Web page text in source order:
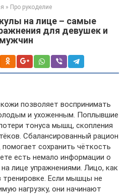
» Про рукоделие
на лице – самые
для девушек и
мужчин
позволяет воспринимать
и ухоженным. Поплывшие
тонуса мышц, скопления
Сбалансированный рацион
сохранить чёткость
есть немало информации о
лице упражнениями. Лицо, как
тренировке. Если мышцы не
нагрузку, они начинают